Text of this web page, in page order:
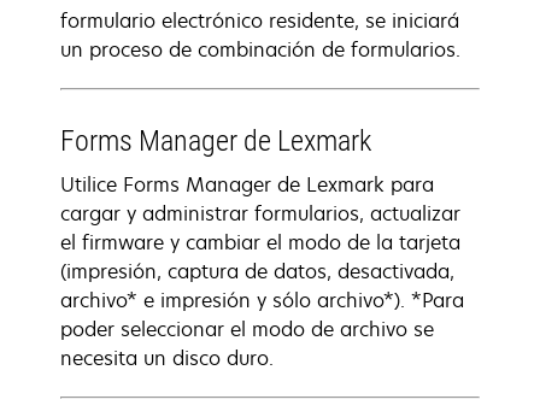
formulario electrónico residente, se iniciará
un proceso de combinación de formularios.
Forms Manager de Lexmark
Utilice Forms Manager de Lexmark para
cargar y administrar formularios, actualizar
el firmware y cambiar el modo de la tarjeta
(impresión, captura de datos, desactivada,
archivo* e impresión y sólo archivo*). *Para
poder seleccionar el modo de archivo se
necesita un disco duro.